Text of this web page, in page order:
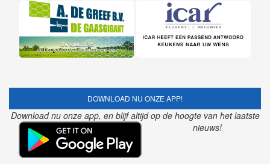
DOWNLOAD NU ONZE APP!
Download nu onze app, en blijf altijd op de hoogte van het laatste
nieuws!